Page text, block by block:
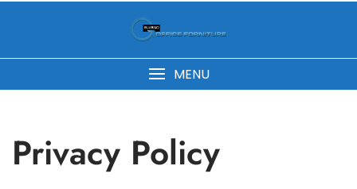
MENU
Privacy Policy